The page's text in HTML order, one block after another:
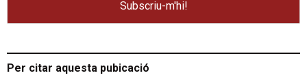
Per citar aquesta pubicació